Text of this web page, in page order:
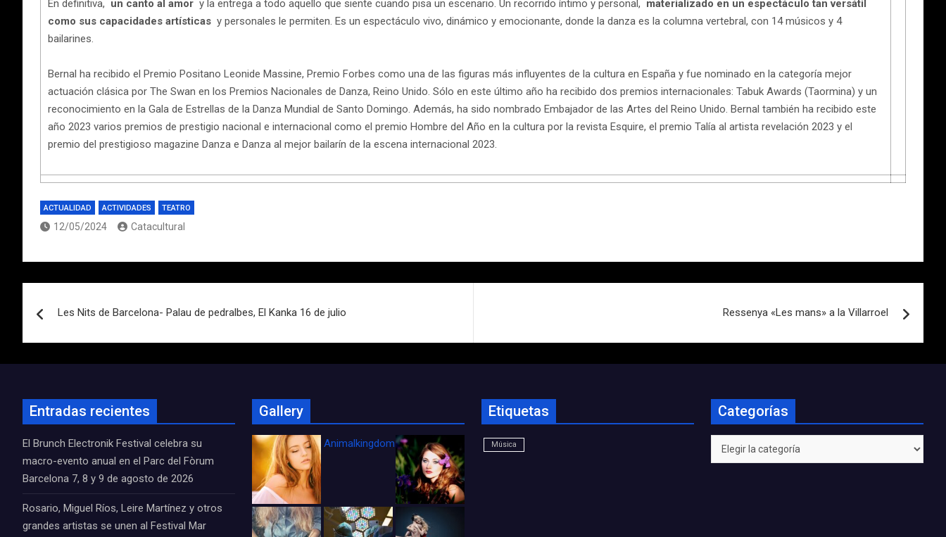
En definitiva, un canto al amor y la entrega a todo aquello que siente cuando pisa un escenario. Un recorrido íntimo y personal, materializado en un espectáculo tan versátil
como sus capacidades artísticas y personales le permiten. Es un espectáculo vivo, dinámico y emocionante, donde la danza es la columna vertebral, con 14 músicos y 4
bailarines.
Bernal ha recibido el Premio Positano Leonide Massine, Premio Forbes como una de las figuras más influyentes de la cultura en España y fue nominado en la categoría mejor
actuación clásica por The Swan en los Premios Nacionales de Danza, Reino Unido. Sólo en este último año ha recibido dos premios internacionales: Tabuk Awards (Taormina) y un
reconocimiento en la Gala de Estrellas de la Danza Mundial de Santo Domingo. Además, ha sido nombrado Embajador de las Artes del Reino Unido. Bernal también ha recibido este
año 2023 varios premios de prestigio nacional e internacional como el premio Hombre del Año en la cultura por la revista Esquire, el premio Talía al artista revelación 2023 y el
premio del prestigioso magazine Danza e Danza al mejor bailarín de la escena internacional 2023.
ACTUALIDAD ACTIVIDADES TEATRO
12/05/2024 Catacultural
de
Les Nits de Barcelona- Palau de pedralbes, El Kanka 16 de julio Ressenya «Les mans» a la Villarroel
Entradas recientes
El Brunch Electronik Festival celebra su
macro-evento anual en el Parc del Fòrum
Barcelona 7, 8 y 9 de agosto de 2026
Rosario, Miguel Ríos, Leire Martínez y otros
grandes artistas se unen al Festival Mar
Gallery
Animalkingdom_FichaCine
Etiquetas
Música
Categorías
Categorías